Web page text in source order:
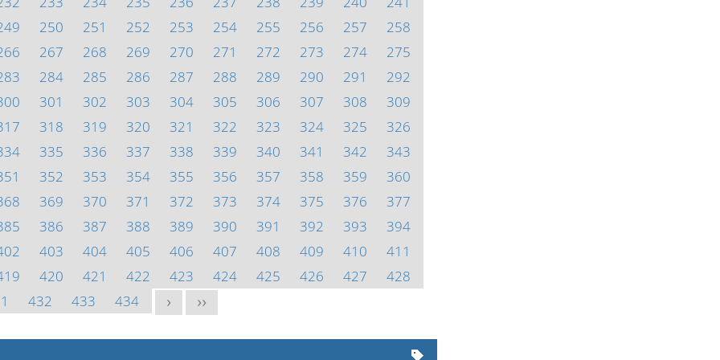
250 251 252 253 254 255 256 257
258
267 268 269 270 271 272 273 274
275
284 285 286 287 288 289 290 291
292
301 302 303 304 305 306 307 308
309
318 319 320 321 322 323 324 325
326
335 336 337 338 339 340 341 342
343
352 353 354 355 356 357 358 359
360
369 370 371 372 373 374 375 376
377
386 387 388 389 390 391 392 393
394
403 404 405 406 407 408 409 410
411
420 421 422 423 424 425 426 427
428
432 433 434 > >>